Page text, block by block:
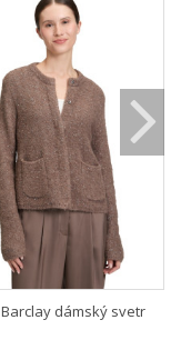
dámský svetr